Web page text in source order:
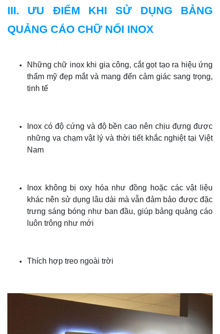
III. ƯU ĐIỂM KHI SỬ DỤNG BẢNG
QUẢNG CÁO CHỮ NỔI INOX
Những chữ inox khi gia công, cắt gọt tạo ra hiệu ứng
thẩm mỹ đẹp mắt và mang đến cảm giác sang trọng,
tinh tế
Inox có độ cứng và độ bền cao nên chịu đựng được
những va chạm vật lý và thời tiết khắc nghiệt tại Việt
Nam
Inox không bị oxy hóa như đồng hoặc các vật liệu
khác nên sử dụng lâu dài mà vẫn đảm bảo được đặc
trưng sáng bóng như ban đầu, giúp bảng quảng cáo
luôn trông như mới
Thích hợp treo ngoài trời